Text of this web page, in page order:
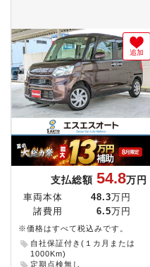
追加
支払総額 54.8万円
車両本体 48.3万円
諸費用
6.5万円
※価格はすべて税込みです。
自社保証付き(１カ月または
1000Km)
定期点検無し